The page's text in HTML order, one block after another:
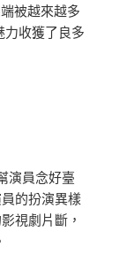
被越來越多
力收獲了良多
演員念好臺
的扮演異樣
視劇片斷，